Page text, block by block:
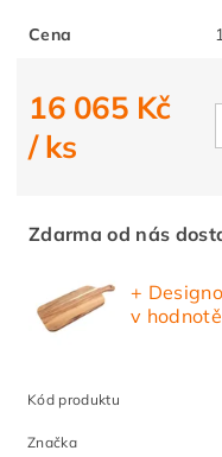
Cena
16 065 Kč
/ ks
Zdarma od nás
+
v
Kód produktu
Značka